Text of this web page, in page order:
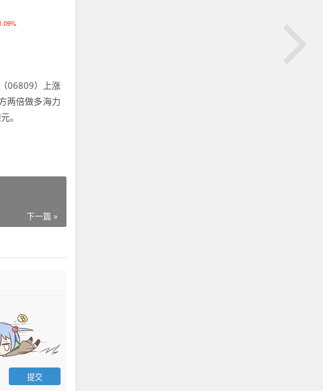
06809）上涨
两倍做多海力
。
下一篇 »